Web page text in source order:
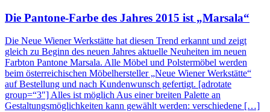
Die Pantone-Farbe des Jahres 2015 ist „Marsala“
Die Neue Wiener Werkstätte hat diesen Trend erkannt und zeigt
gleich zu Beginn des neuen Jahres aktuelle Neuheiten im neuen
Farbton Pantone Marsala. Alle Möbel und Polstermöbel werden
beim österreichischen Möbelhersteller „Neue Wiener Werkstätte“
auf Bestellung und nach Kundenwunsch gefertigt. [adrotate
group=“3″] Alles ist möglich Aus einer breiten Palette an
Gestaltungsmöglichkeiten kann gewählt werden: verschiedene […]